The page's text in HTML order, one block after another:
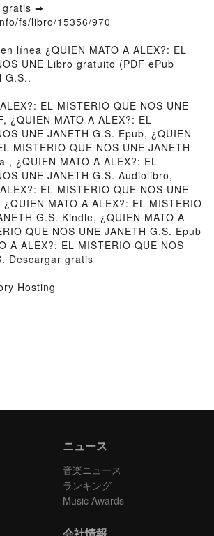
gratis ➡
fs/libro/15356/970
línea ¿QUIEN MATO A ALEX?: EL
UNE Libro gratuito (PDF ePub
G.S..
EL MISTERIO QUE NOS UNE
¿QUIEN MATO A ALEX?: EL
UNE JANETH G.S. Epub, ¿QUIEN
MISTERIO QUE NOS UNE JANETH
, ¿QUIEN MATO A ALEX?: EL
UNE JANETH G.S. Audiolibro,
EL MISTERIO QUE NOS UNE
MATO A ALEX?: EL MISTERIO
G.S. Kindle, ¿QUIEN MATO A
QUE NOS UNE JANETH G.S. Epub
A ALEX?: EL MISTERIO QUE NOS
Descargar gratis
Hosting
ニュース
音楽ニュース
ランキング
Music Awards